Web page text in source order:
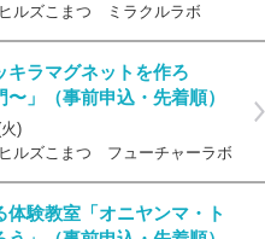
ルズこまつ ミラクルラボ
キラマグネットを作ろ
」（事前申込・先着順）
)
ルズこまつ フューチャーラボ
体験教室「オニヤンマ・ト